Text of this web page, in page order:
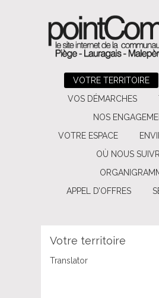
VOTRE TERRITOIRE
VOS DÉMARCHES
NOS
VOTRE ESPACE
OÙ NOUS
APPEL D’OFFRES
Votre territoire
Translator